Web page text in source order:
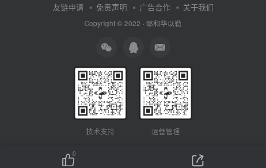
友链申请 免责声明 广告合作 关于我们
Copyright © 2022 · 耶和华以勒
技术支持 运营管理
0